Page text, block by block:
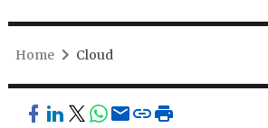
Home Cloud